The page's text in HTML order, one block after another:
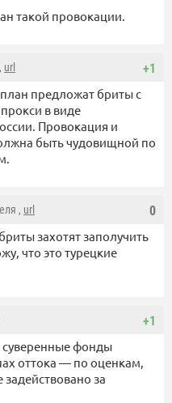
такой провокации.
+1
url
предложат бриты с
в виде
Провокация и
быть чудовищной по
0
, url
захотят заполучить
что это турецкие
+1
суверенные фонды
оттока — по оценкам,
за